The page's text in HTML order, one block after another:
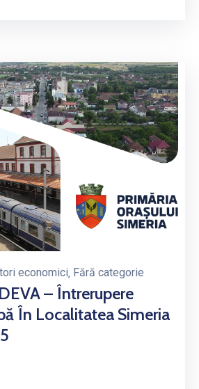
economici‚ Fără categorie
– Întrerupere
În Localitatea Simeria